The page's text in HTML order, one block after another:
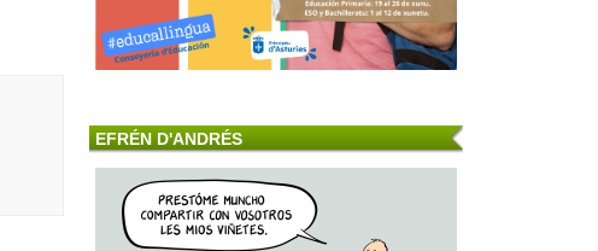
EFRÉN D'ANDRÉS